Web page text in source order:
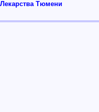
Лекарства Тюмени